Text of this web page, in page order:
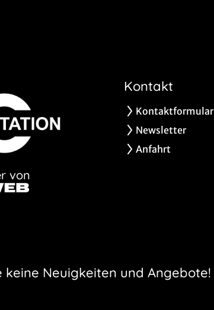
von
Kontakt
Kontaktformular
Newsletter
Anfahrt
keine Neuigkeiten und Angebote!